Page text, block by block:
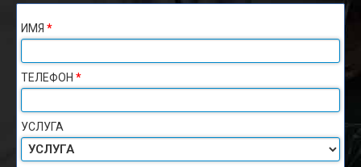
ИМЯ *
ТЕЛЕФОН *
УСЛУГА